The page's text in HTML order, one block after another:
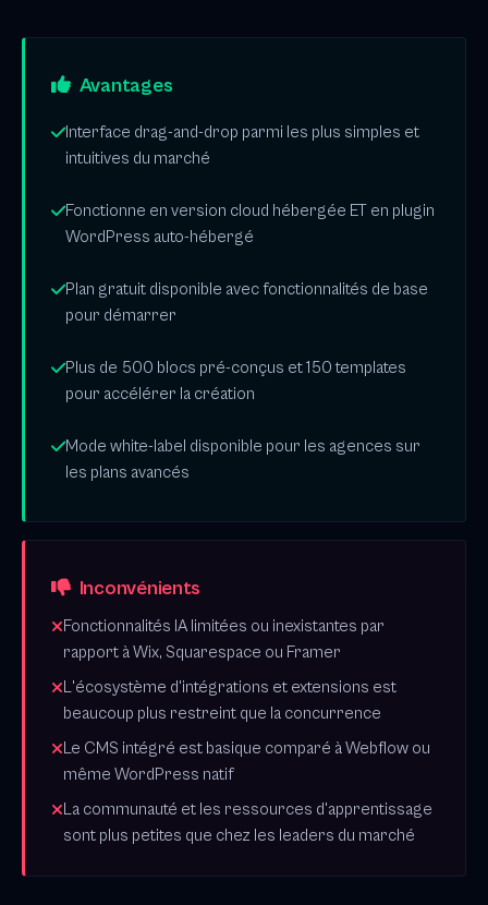
Avantages
Interface drag-and-drop parmi les plus simples et
intuitives du marché
Fonctionne en version cloud hébergée ET en plugin
WordPress auto-hébergé
Plan gratuit disponible avec fonctionnalités de base
pour démarrer
Plus de 500 blocs pré-conçus et 150 templates
pour accélérer la création
Mode white-label disponible pour les agences sur
les plans avancés
Inconvénients
Fonctionnalités IA limitées ou inexistantes par
rapport à Wix, Squarespace ou Framer
L'écosystème d'intégrations et extensions est
beaucoup plus restreint que la concurrence
Le CMS intégré est basique comparé à Webflow ou
même WordPress natif
La communauté et les ressources d'apprentissage
sont plus petites que chez les leaders du marché